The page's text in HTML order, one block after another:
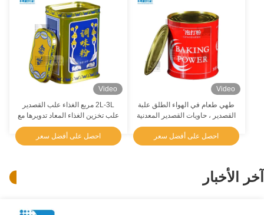
Video
طهي طعام في الهواء الطلق علبة
القصدير ، حاويات القصدير المعدنية
المستديرة حسب الطلب
احصل على أفضل سعر
Video
2L-3L مربع الغذاء علب القصدير
علب تخزين الغذاء المعاد تدويرها مع
أغطية مفتوحة بسهولة
احصل على أفضل سعر
آخر الأخبار